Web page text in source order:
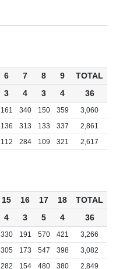
6 7 8 9
TOTAL
3 4 3 4 36
161 340 150 359
3,060
136 313 133 337
2,861
112 284 109 321 2,617
15 16 17 18
TOTAL
4 3 5 4 36
330 191 570 421
3,266
305 173 547 398
3,082
282 154 480 380 2,849